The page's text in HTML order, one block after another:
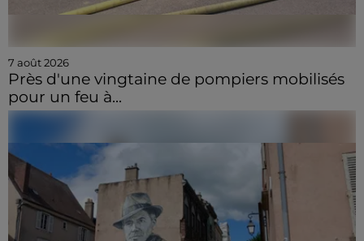
7 août 2026
Près d'une vingtaine de pompiers mobilisés
pour un feu à...